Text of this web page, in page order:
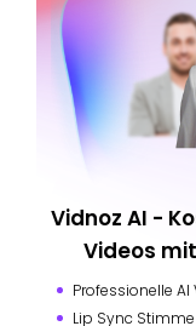
Vidnoz AI -
Videos
Professionelle
Lip Sync